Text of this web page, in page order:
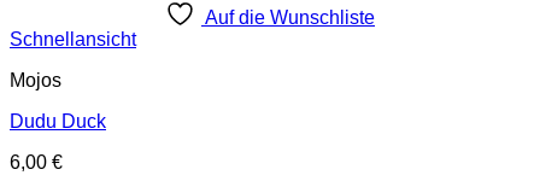
Auf die Wunschliste
Schnellansicht
Mojos
Dudu Duck
6,00 €